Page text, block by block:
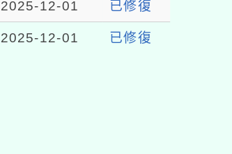
2025-12-01 已修復
2025-12-01 已修復